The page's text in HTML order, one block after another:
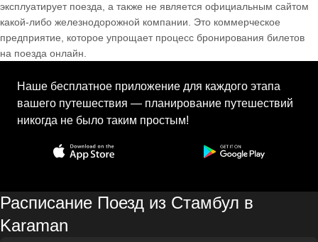
эксплуатирует поезда, а также не является официальным сайтом
какой-либо железнодорожной компании. Это коммерческое
предприятие, которое упрощает процесс бронирования билетов
на поезда онлайн.
Наше бесплатное приложение для каждого этапа
вашего путешествия — планирование путешествий
никогда не было таким простым!
Расписание Поезд из Стамбул в
Karaman